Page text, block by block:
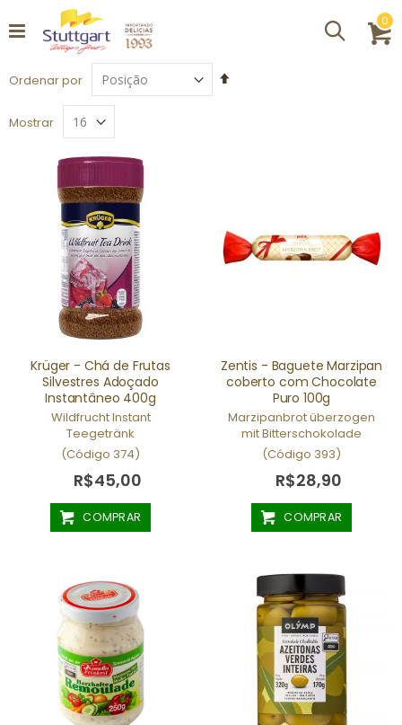
Procurar
0
Ordenar por
Definir
Mostrar
Krüger - Chá de Frutas
Silvestres Adoçado
Instantâneo 400g
Wildfrucht Instant
Teegetränk
(Código 374)
R$45,00
COMPRAR
Zentis - Baguete Marzipan
coberto com Chocolate
Puro 100g
Marzipanbrot überzogen
mit Bitterschokolade
(Código 393)
R$28,90
COMPRAR